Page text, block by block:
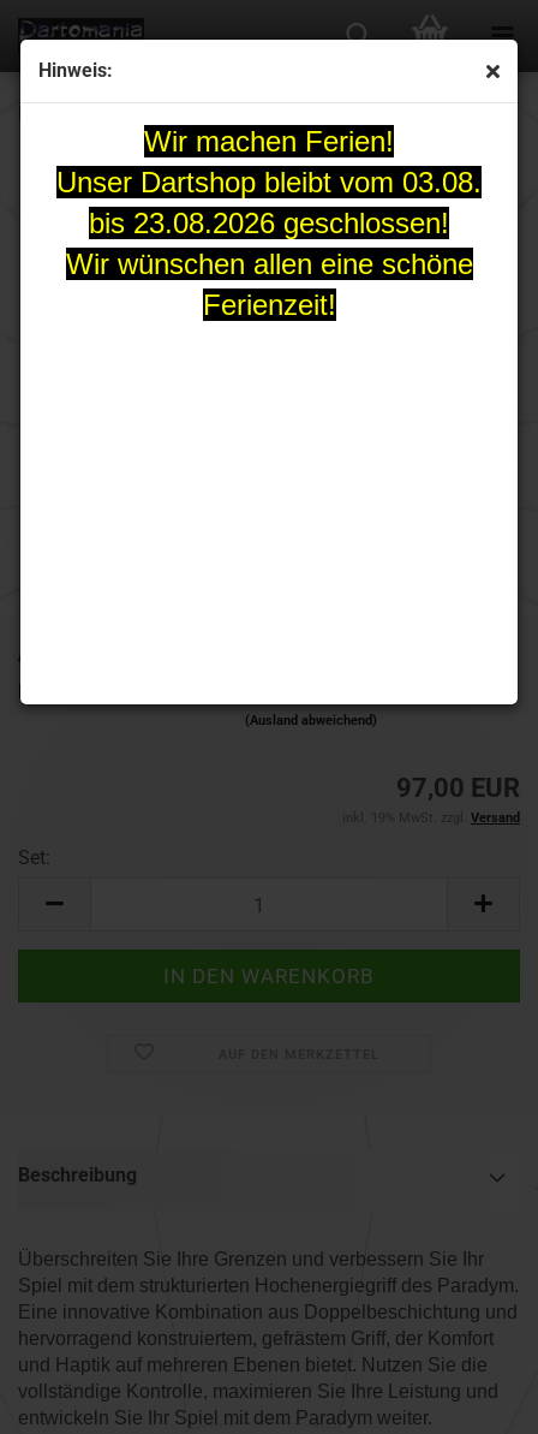
Hinweis:
Wir machen Ferien!
Unser Dartshop bleibt vom 03.08.
bis 23.08.2026 geschlossen!
Wir wünschen allen eine schöne
Ferienzeit!
Art.Nr.:
Lieferzeit:
(Ausland abweichend)
97,00 EUR
inkl. 19% MwSt. zzgl. Versand
Set:
Beschreibung
Überschreiten Sie Ihre Grenzen und verbessern Sie Ihr
Spiel mit dem strukturierten Hochenergiegriff des Paradym.
Eine innovative Kombination aus Doppelbeschichtung und
hervorragend konstruiertem, gefrästem Griff, der Komfort
und Haptik auf mehreren Ebenen bietet. Nutzen Sie die
vollständige Kontrolle, maximieren Sie Ihre Leistung und
entwickeln Sie Ihr Spiel mit dem Paradym weiter.